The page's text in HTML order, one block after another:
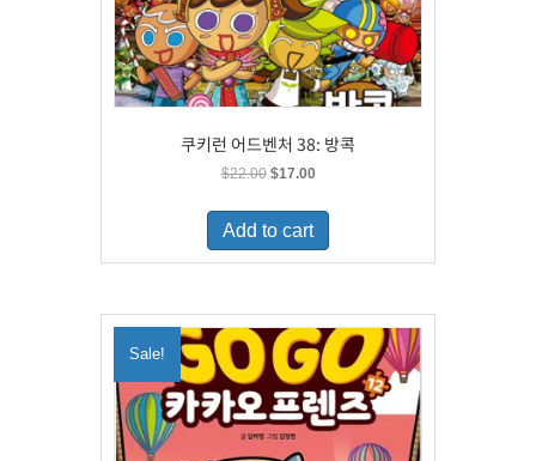
쿠키런 어드벤처 38: 방콕
$22.00 Original
was:
$22.00.
$17.00Current
is:
$17.00.
Add to cart
Sale!